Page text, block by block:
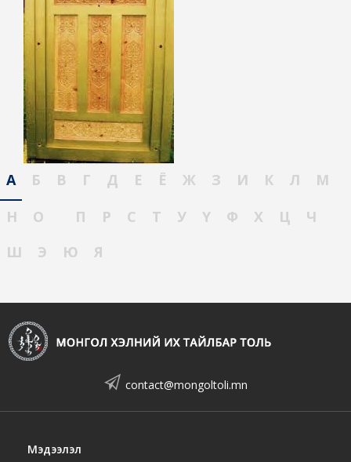
А Б В Г Д Е Ё Ж З И К Л
М
Н
О П Р С Т У Ү Ф Х Ц
Ч
Ш
Э Ю Я
contact@mongoltoli.mn
Мэдээлэл